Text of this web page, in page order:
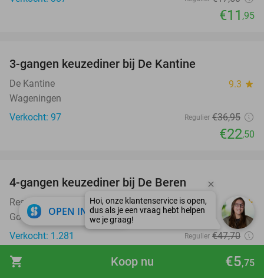
shopping_cart €5,75
Koop nu
€11 ,95
3-gangen keuzediner bij De Kantine
De Kantine 9.3 star
Wageningen
Verkocht: 97
Regulier €36,95
€22,50
4-gangen keuzediner bij De Beren
Restaurant De Beren Gorinchem 9.5star
Gorinchem
Verkocht: 1.281
Regulier €47,70
€25
OPEN IN APP close